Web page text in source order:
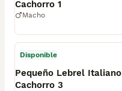
Cachorro 1
Macho
Disponible
Pequeño Lebrel Italiano
Cachorro 3